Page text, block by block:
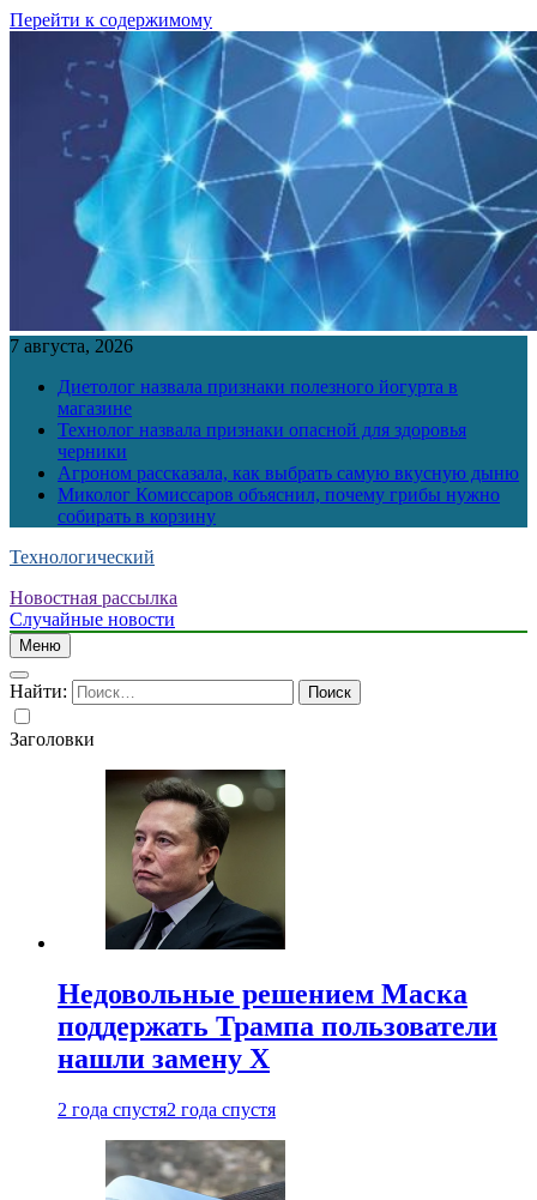
Перейти к содержимому
7 августа, 2026
Диетолог назвала признаки полезного йогурта в
магазине
Технолог назвала признаки опасной для здоровья
черники
Агроном рассказала, как выбрать самую вкусную дыню
Миколог Комиссаров объяснил, почему грибы нужно
собирать в корзину
Технологический
Новостная рассылка
Случайные новости
Меню
Найти:
Заголовки
Недовольные решением Маска
поддержать Трампа пользователи
нашли замену X
2 года спустя2 года спустя